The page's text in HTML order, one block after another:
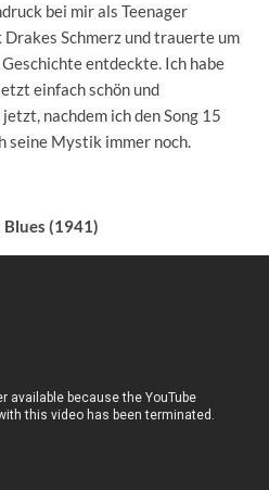
bei mir als Teenager
Schmerz und trauerte um
entdeckte. Ich habe
einfach schön und
nachdem ich den Song 15
seine Mystik immer noch.
(1941)